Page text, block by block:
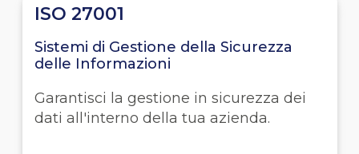
ISO 27001
Sistemi di Gestione della Sicurezza
delle Informazioni
Garantisci la gestione in sicurezza dei
dati all'interno della tua azienda.